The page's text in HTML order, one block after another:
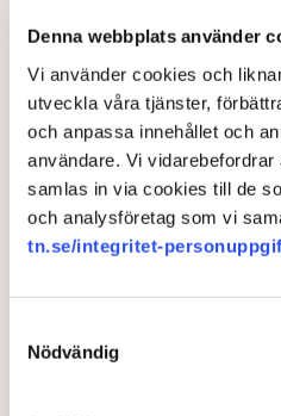
Denna webbplats använder
Vi använder cookies och
utveckla våra tjänster,
och anpassa innehållet och
användare. Vi
samlas in via cookies till de
och analysföretag som vi
tn.se/integritet-
Nödvändig
avvisanden, avlägsnanden
Lena Mann.
Med stöd av polislagen 13
beordra bort eller fysiskt
allmän ordning, och i vissa
flera mil bort från platsen.
– Bara idag (tisdag, 5
åtta avlägsnanden, enligt
Samtidigt menar Anna-Lena
navigera i den juridiska och